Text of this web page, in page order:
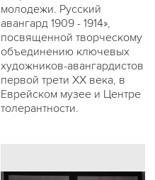
молодежи. Русский
авангард 1909 - 1914»,
посвященной творческому
объединению ключевых
художников-авангардистов
первой трети ХХ века, в
Еврейском музее и Центре
толерантности.